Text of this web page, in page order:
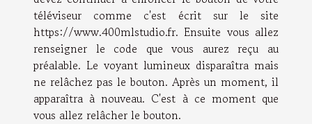
téléviseur comme c'est écrit sur le site
https://www.400mlstudio.fr. Ensuite vous allez
renseigner le code que vous aurez reçu au
préalable. Le voyant lumineux disparaîtra mais
ne relâchez pas le bouton. Après un moment, il
apparaîtra à nouveau. C'est à ce moment que
vous allez relâcher le bouton.